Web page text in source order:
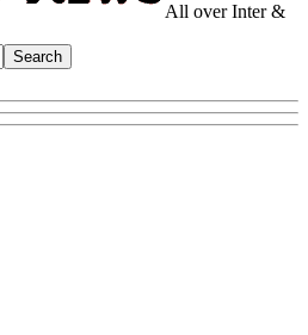
All over Inter &